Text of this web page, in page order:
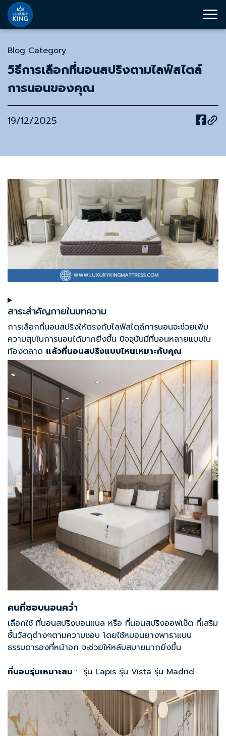
Blog Category
วิธีการเลือกที่นอนสปริงตามไลฟ์สไตล์
การนอนของคุณ
19/12/2025
สาระสำคัญภายในบทความ
การเลือกที่นอนสปริงให้ตรงกับไลฟ์สไตล์การนอนจะช่วยเพิ่ม
ความสุขในการนอนได้มากยิ่งขึ้น ปัจจุบันมีที่นอนหลายแบบใน
ท้องตลาด แล้วที่นอนสปริงแบบไหนเหมาะกับคุณ
คนที่ชอบนอนคว่ำ
เลือกใช้ ที่นอนสปริงบอนแนล หรือ ที่นอนสปริงออฟเซ็ต ที่เสริม
ชั้นวัสดุต่างๆตามความชอบ โดยใช้หมอนยางพาราแบบ
ธรรมดารองที่หน้าอก จะช่วยให้หลับสบายมากยิ่งขึ้น
ที่นอนรุ่นเหมาะสม : รุ่น Lapis รุ่น Vista รุ่น Madrid